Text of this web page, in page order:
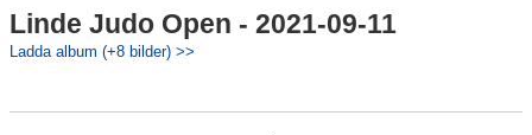
Linde Judo Open - 2021-09-11
Ladda album (+8 bilder) >>